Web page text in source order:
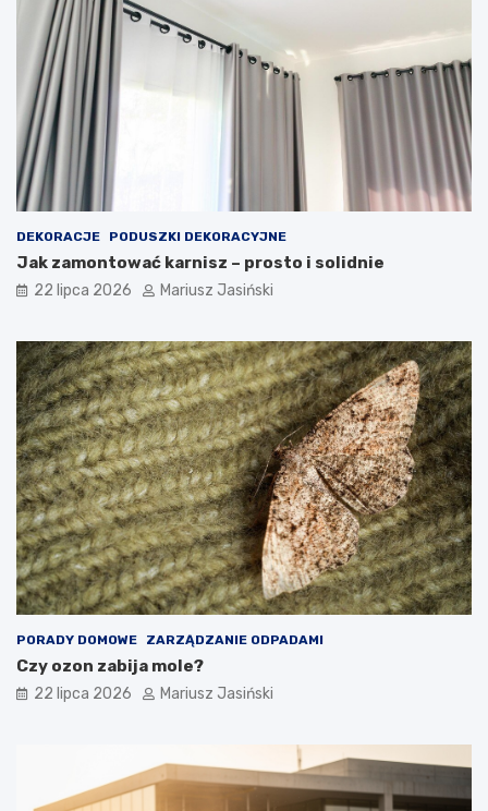
DEKORACJE PODUSZKI DEKORACYJNE
Jak zamontować karnisz – prosto i solidnie
22 lipca 2026 Mariusz Jasiński
PORADY DOMOWE ZARZĄDZANIE ODPADAMI
Czy ozon zabija mole?
22 lipca 2026 Mariusz Jasiński